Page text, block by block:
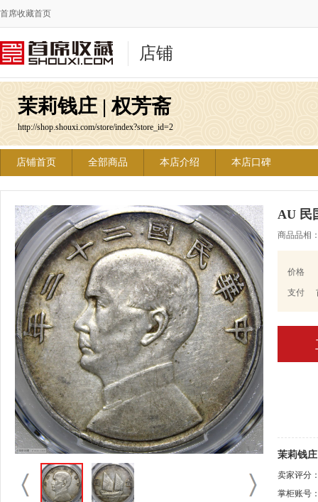
首席收藏首页
店铺
茉莉钱庄 | 权芳斋
http://shop.shouxi.com/store/index?store_id=2
店铺首页 全部商品 本店介绍 本店口碑
AU 民
商品品相
价格
支付
茉莉钱
卖家评分
掌柜账号